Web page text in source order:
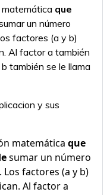
que
un número
factores (a y b)
Al factor a también
también se le llama
y sus
matemática que
sumar un número
factores (a y b)
Al factor a